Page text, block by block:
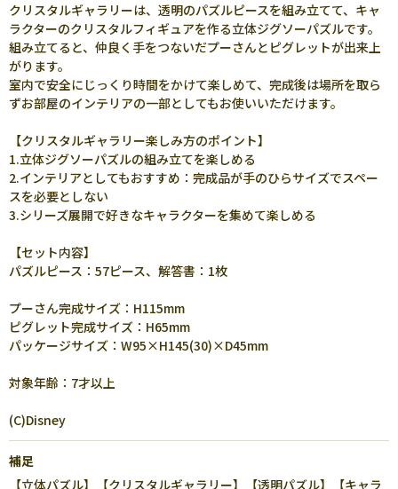
クリスタルギャラリーは、透明のパズルピースを組み立てて、キャ
ラクターのクリスタルフィギュアを作る立体ジグソーパズルです。
組み立てると、仲良く手をつないだプーさんとピグレットが出来上
がります。
室内で安全にじっくり時間をかけて楽しめて、完成後は場所を取ら
ずお部屋のインテリアの一部としてもお使いいただけます。
【クリスタルギャラリー楽しみ方のポイント】
1.立体ジグソーパズルの組み立てを楽しめる
2.インテリアとしてもおすすめ：完成品が手のひらサイズでスペー
スを必要としない
3.シリーズ展開で好きなキャラクターを集めて楽しめる
【セット内容】
パズルピース：57ピース、解答書：1枚
プーさん完成サイズ：H115mm
ピグレット完成サイズ：H65mm
パッケージサイズ：W95×H145(30)×D45mm
対象年齢：7才以上
(C)Disney
補足
【立体パズル】【クリスタルギャラリー】【透明パズル】【キャラ